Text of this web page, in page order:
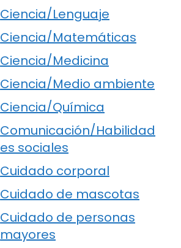
Ciencia/Lenguaje
Ciencia/Matemáticas
Ciencia/Medicina
Ciencia/Medio ambiente
Ciencia/Química
Comunicación/Habilidad
es sociales
Cuidado corporal
Cuidado de mascotas
Cuidado de personas
mayores